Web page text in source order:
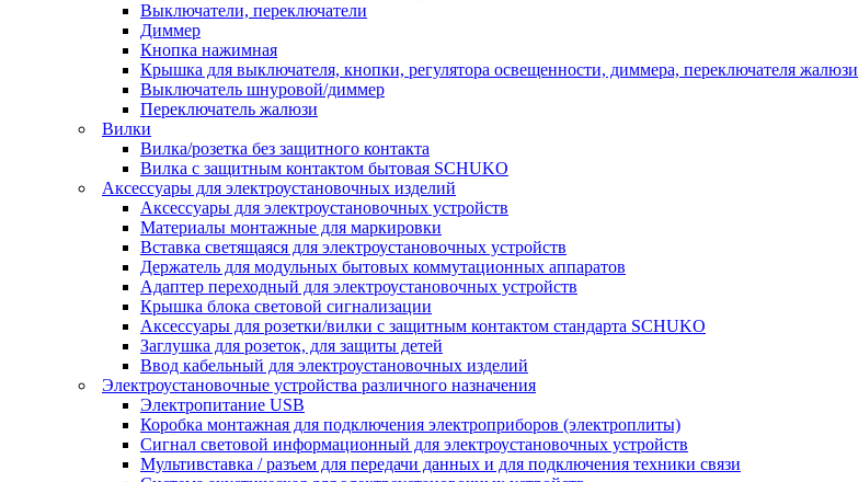
Выключатели, переключатели
Диммер
Кнопка нажимная
Крышка для выключателя, кнопки, регулятора освещенности, диммера, переключателя жалюзи
Выключатель шнуровой/диммер
Переключатель жалюзи
Вилки
Вилка/розетка без защитного контакта
Вилка с защитным контактом бытовая SCHUKO
Аксессуары для электроустановочных изделий
Аксессуары для электроустановочных устройств
Материалы монтажные для маркировки
Вставка светящаяся для электроустановочных устройств
Держатель для модульных бытовых коммутационных аппаратов
Адаптер переходный для электроустановочных устройств
Крышка блока световой сигнализации
Аксессуары для розетки/вилки с защитным контактом стандарта SCHUKO
Заглушка для розеток, для защиты детей
Ввод кабельный для электроустановочных изделий
Электроустановочные устройства различного назначения
Электропитание USB
Коробка монтажная для подключения электроприборов (электроплиты)
Сигнал световой информационный для электроустановочных устройств
Мультивставка / разъем для передачи данных и для подключения техники связи